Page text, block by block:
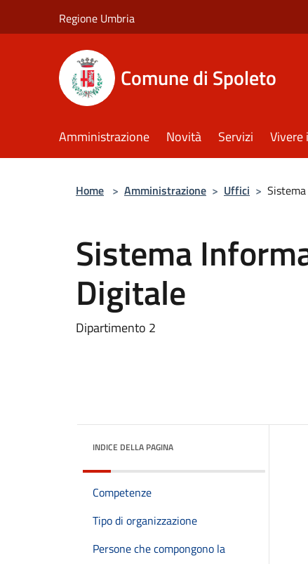
Regione Umbria
Comune di Spoleto
Amministrazione Novità Servizi Vivere
Home > Amministrazione > Uffici >
Sistema
Digitale
Dipartimento 2
INDICE DELLA PAGINA
Competenze
Tipo di organizzazione
Persone che compongono la